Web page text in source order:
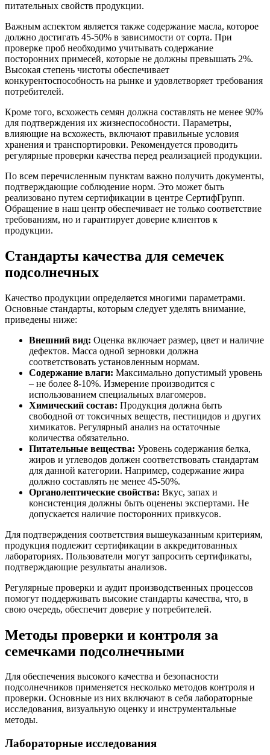
питательных свойств продукции.
Важным аспектом является также содержание масла, которое
должно достигать 45-50% в зависимости от сорта. При
проверке проб необходимо учитывать содержание
посторонних примесей, которые не должны превышать 2%.
Высокая степень чистоты обеспечивает
конкурентоспособность на рынке и удовлетворяет требования
потребителей.
Кроме того, всхожесть семян должна составлять не менее 90%
для подтверждения их жизнеспособности. Параметры,
влияющие на всхожесть, включают правильные условия
хранения и транспортировки. Рекомендуется проводить
регулярные проверки качества перед реализацией продукции.
По всем перечисленным пунктам важно получить документы,
подтверждающие соблюдение норм. Это может быть
реализовано путем сертификации в центре СертифГрупп.
Обращение в наш центр обеспечивает не только соответствие
требованиям, но и гарантирует доверие клиентов к
продукции.
Стандарты качества для семечек
подсолнечных
Качество продукции определяется многими параметрами.
Основные стандарты, которым следует уделять внимание,
приведены ниже:
Внешний вид: Оценка включает размер, цвет и наличие
дефектов. Масса одной зерновки должна
соответствовать установленным нормам.
Содержание влаги: Максимально допустимый уровень
– не более 8-10%. Измерение производится с
использованием специальных влагомеров.
Химический состав: Продукция должна быть
свободной от токсичных веществ, пестицидов и других
химикатов. Регулярный анализ на остаточные
количества обязательно.
Питательные вещества: Уровень содержания белка,
жиров и углеводов должен соответствовать стандартам
для данной категории. Например, содержание жира
должно составлять не менее 45-50%.
Органолептические свойства: Вкус, запах и
консистенция должны быть оценены экспертами. Не
допускается наличие посторонних привкусов.
Для подтверждения соответствия вышеуказанным критериям,
продукция подлежит сертификации в аккредитованных
лабораториях. Пользователи могут запросить сертификаты,
подтверждающие результаты анализов.
Регулярные проверки и аудит производственных процессов
помогут поддерживать высокие стандарты качества, что, в
свою очередь, обеспечит доверие у потребителей.
Методы проверки и контроля за
семечками подсолнечными
Для обеспечения высокого качества и безопасности
подсолнечников применяется несколько методов контроля и
проверки. Основные из них включают в себя лабораторные
исследования, визуальную оценку и инструментальные
методы.
Лабораторные исследования